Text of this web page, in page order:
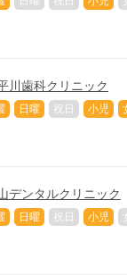
川歯科クリニック
日曜 祝日 小児
デンタルクリニック
日曜 祝日 小児